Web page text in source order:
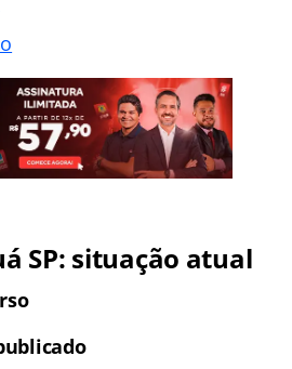
SP: situação atual